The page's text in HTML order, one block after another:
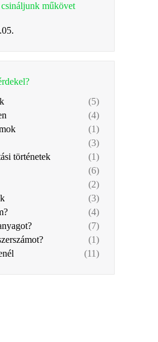
műkövet
(5)
(4)
(1)
(3)
történetek
(1)
(6)
(2)
(3)
(4)
(7)
(1)
(11)